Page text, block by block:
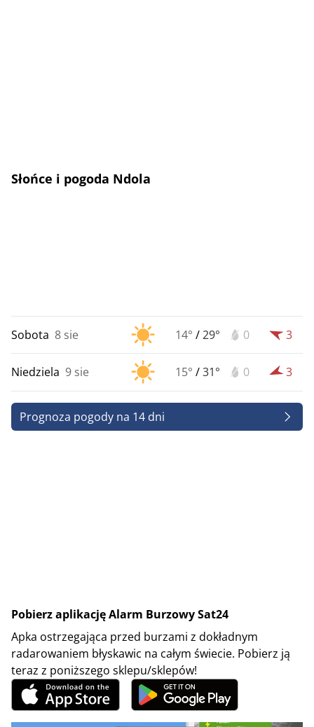
Słońce i pogoda Ndola
Sobota 8 sie 14° /29° 0 3
Niedziela 9 sie 15° /31° 0 3
Prognoza pogody na 14 dni
Pobierz aplikację Alarm Burzowy Sat24
Apka ostrzegająca przed burzami z dokładnym
radarowaniem błyskawic na całym świecie. Pobierz ją
teraz z poniższego sklepu/sklepów!